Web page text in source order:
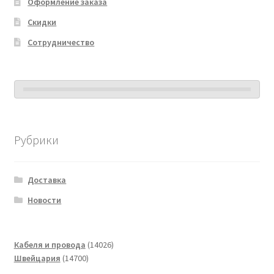
Скидки
Сотрудничество
Рубрики
Доставка
Новости
Кабеля и провода 1402614026
Швейцария 1470014700